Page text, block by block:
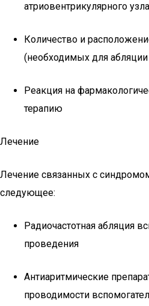
атриовентрикулярного
Количество и
(необходимых для абляции
Реакция на
терапию
Лечение
Лечение связанных с
следующее:
Радиочастотная абляция
проведения
Антиаритмические
проводимости